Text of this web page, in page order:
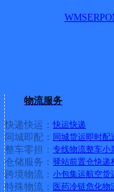
WMSERP
物流服务
快递快运： 快运快递
同城即配： 同城货运即时配
整车零担： 专线物流整车小
仓储服务： 驿站前置仓快递
跨境物流： 小包集运航空货
特殊物流： 医药冷链危化物
街道,桂
码地址
街道详